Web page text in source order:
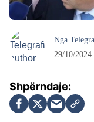
Nga
29/10/2024